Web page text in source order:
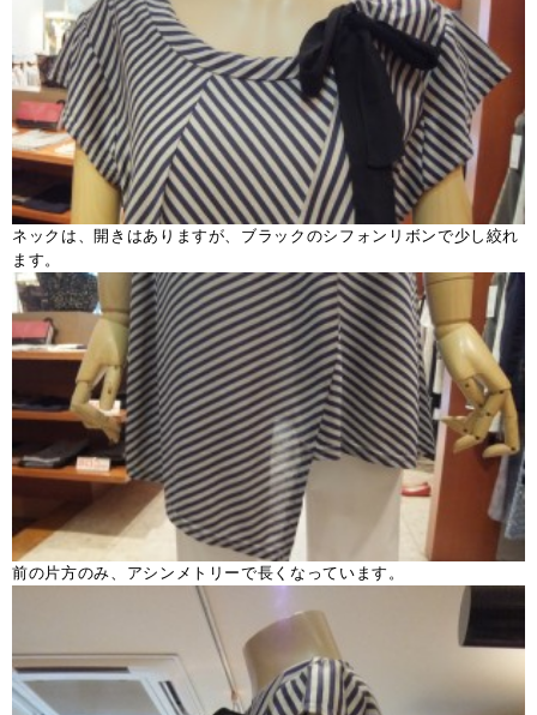
ネックは、開きはありますが、ブラックのシフォンリボンで少し絞れ
ます。
前の片方のみ、アシンメトリーで長くなっています。